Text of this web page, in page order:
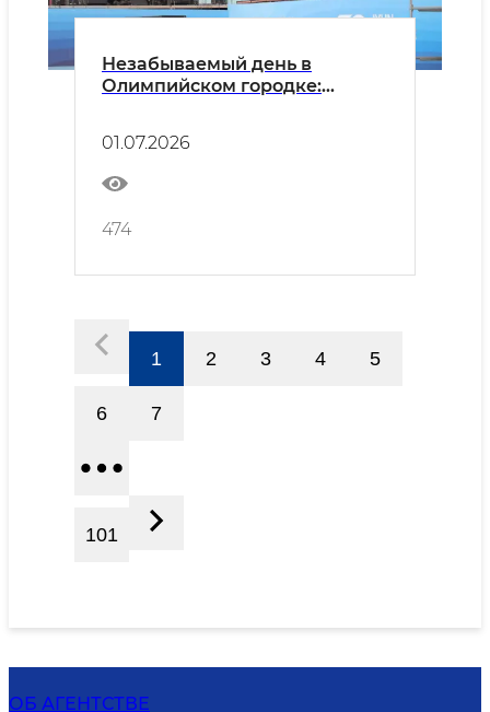
Незабываемый день в
Олимпийском городке:
01.07.2026
474
1 2 3 4 5
6 7
101
ОБ АГЕНТСТВЕ